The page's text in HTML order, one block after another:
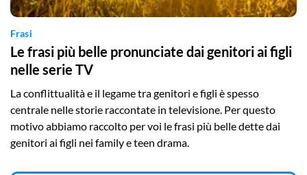
Frasi
Le frasi più belle pronunciate dai genitori ai figli
nelle serie TV
La conflittualità e il legame tra genitori e figli è spesso
centrale nelle storie raccontate in televisione. Per questo
motivo abbiamo raccolto per voi le frasi più belle dette dai
genitori ai figli nei family e teen drama.